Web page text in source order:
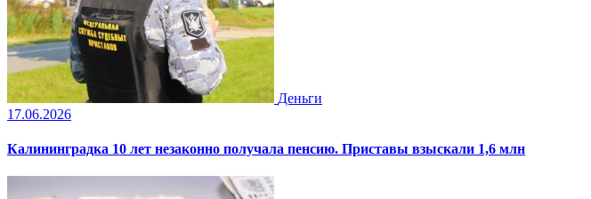
Деньги
17.06.2026
Калининградка 10 лет незаконно получала пенсию. Приставы взыскали 1,6 млн